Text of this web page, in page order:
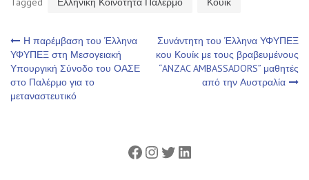
Πλοήγηση
άρθρων
Η παρέμβαση του Έλληνα
ΥΦΥΠΕΞ στη Μεσογειακή
Υπουργική Σύνοδο του ΟΑΣΕ
στο Παλέρμο για το
μεταναστευτικό
Συνάντητη του Έλληνα ΥΦΥΠΕΞ
κου Κουίκ με τους βραβευμένους
“ANZAC AMBASSADORS” μαθητές
από την Αυστραλία
Facebook
Instagram
Twitter
Linkedin